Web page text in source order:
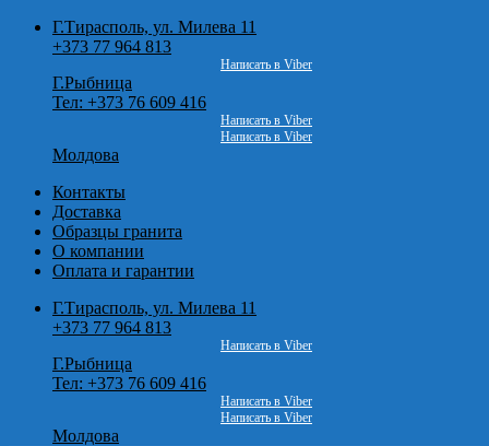
Skip
Г.Тирасполь, ул. Милева 11
+373 77 964 813
Написать в Viber
Г.Рыбница
Тел: +373 76 609 416
Написать в Viber
Написать в Viber
Молдова
Контакты
Доставка
Образцы гранита
О компании
Оплата и гарантии
Г.Тирасполь, ул. Милева 11
+373 77 964 813
Написать в Viber
Г.Рыбница
Тел: +373 76 609 416
Написать в Viber
Написать в Viber
Молдова